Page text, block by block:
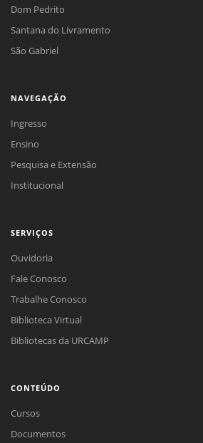
Dom Pedrito
Santana do Livramento
São Gabriel
NAVEGAÇÃO
Ingresso
Ensino
Pesquisa e Extensão
Institucional
SERVIÇOS
Ouvidoria
Fale Conosco
Trabalhe Conosco
Biblioteca Virtual
Bibliotecas da URCAMP
CONTEÚDO
Cursos
Documentos